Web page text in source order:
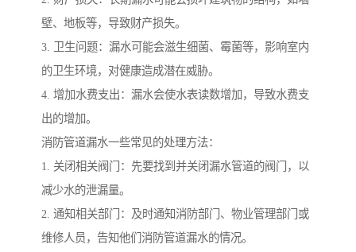
壁、地板等，导致财产损失。
3. 卫生问题：漏水可能会滋生细菌、霉菌等，影响室内
的卫生环境，对健康造成潜在威胁。
4. 增加水费支出：漏水会使水表读数增加，导致水费支
出的增加。
消防管道漏水一些常见的处理方法：
1. 关闭相关阀门：先要找到并关闭漏水管道的阀门，以
减少水的泄漏量。
2. 通知相关部门：及时通知消防部门、物业管理部门或
维修人员，告知他们消防管道漏水的情况。